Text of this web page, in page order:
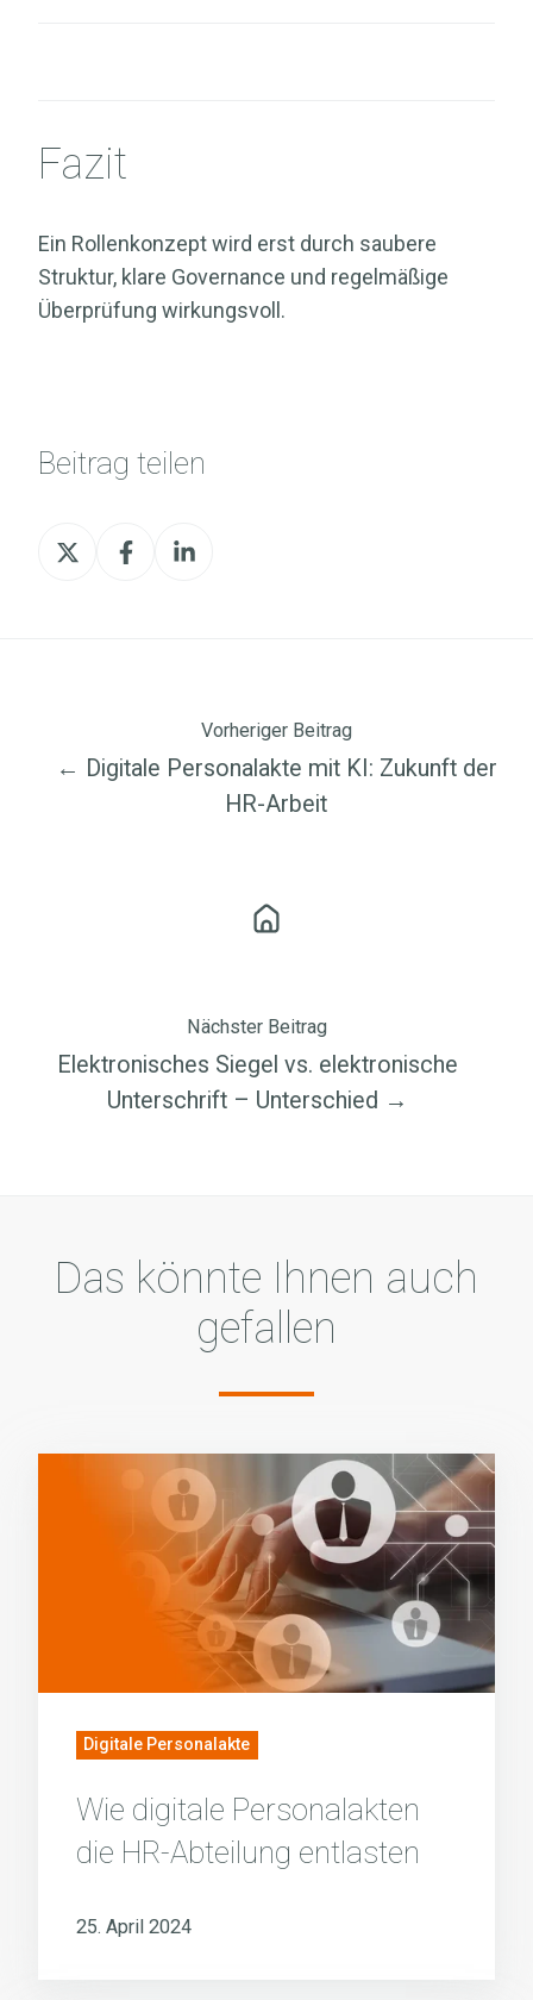
Fazit
Ein Rollenkonzept wird erst durch saubere
Struktur, klare Governance und regelmäßige
Überprüfung wirkungsvoll.
Beitrag teilen
Beitrag
Beitrag
teilen
Beitrag
Vorheriger Beitrag
← Digitale Personalakte mit KI: Zukunft der
HR-Arbeit
Nächster Beitrag
Elektronisches Siegel vs. elektronische
Unterschrift – Unterschied →
Das könnte Ihnen auch
gefallen
Personalakten
Digitale Personalakte
Wie digitale Personalakten
die HR-Abteilung entlasten
25. April 2024